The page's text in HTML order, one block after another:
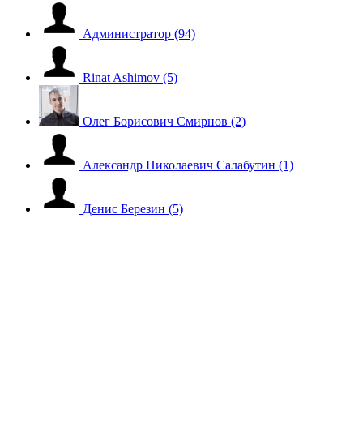
Администратор (94)
Rinat Ashimov (5)
Олег Борисович Смирнов (2)
Александр Николаевич Салабутин (1)
Денис Березин (5)